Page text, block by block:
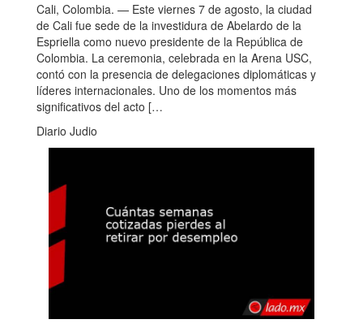
Cali, Colombia. — Este viernes 7 de agosto, la ciudad
de Cali fue sede de la investidura de Abelardo de la
Espriella como nuevo presidente de la República de
Colombia. La ceremonia, celebrada en la Arena USC,
contó con la presencia de delegaciones diplomáticas y
líderes internacionales. Uno de los momentos más
significativos del acto […
Diario Judio